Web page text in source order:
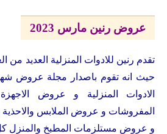
عروض رنين مارس 2023
تقدم رنين للادوات المنزلية العديد من
حيث انه تقوم باصدار مجلة عروض
الادوات المنزلية و عروض
المفروشات و عروض الملابس
و عروض مستلزمات المطبخ والمنزل